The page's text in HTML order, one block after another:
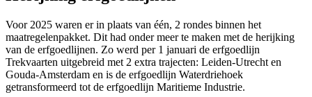
Voor 2025 waren er in plaats van één, 2 rondes binnen het
maatregelenpakket. Dit had onder meer te maken met de herijking
van de erfgoedlijnen. Zo werd per 1 januari de erfgoedlijn
Trekvaarten uitgebreid met 2 extra trajecten: Leiden-Utrecht en
Gouda-Amsterdam en is de erfgoedlijn Waterdriehoek
getransformeerd tot de erfgoedlijn Maritieme Industrie.